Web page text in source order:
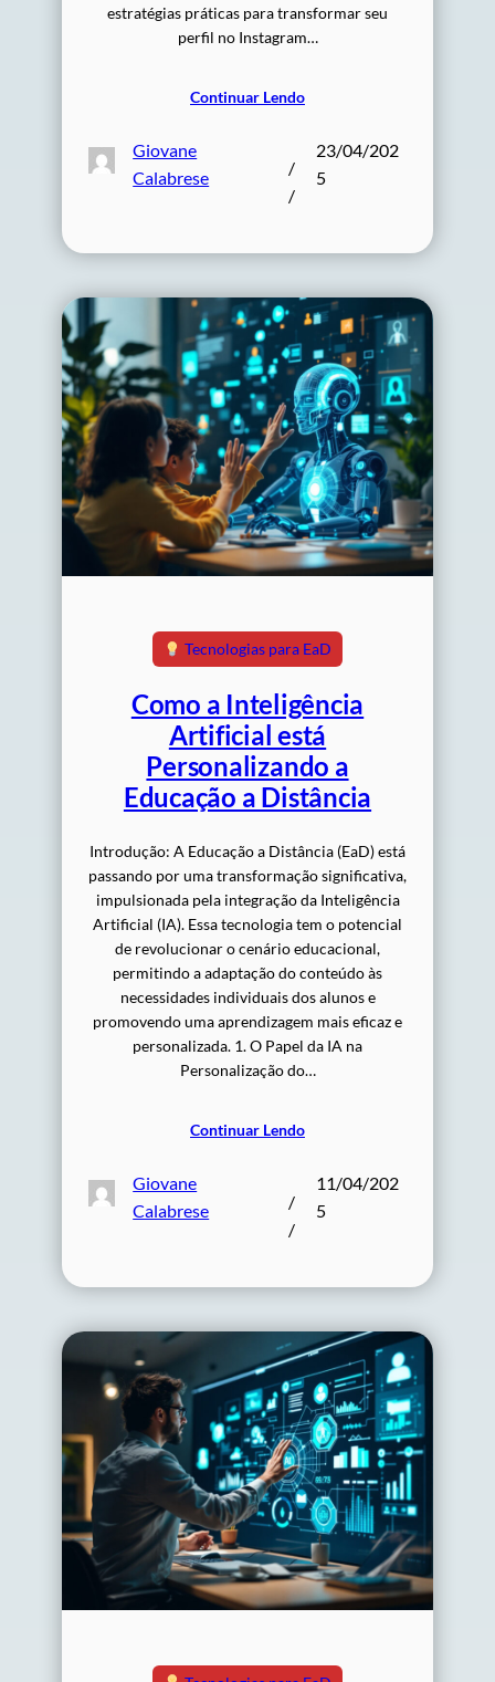
estratégias práticas para transformar seu
perfil no Instagram…
Continuar Lendo
Giovane
Calabrese
/
/
23/04/202
5
Tecnologias para EaD
Como a Inteligência
Artificial está
Personalizando a
Educação a Distância
Introdução: A Educação a Distância (EaD) está
passando por uma transformação significativa,
impulsionada pela integração da Inteligência
Artificial (IA). Essa tecnologia tem o potencial
de revolucionar o cenário educacional,
permitindo a adaptação do conteúdo às
necessidades individuais dos alunos e
promovendo uma aprendizagem mais eficaz e
personalizada. 1. O Papel da IA na
Personalização do…
Continuar Lendo
Giovane
Calabrese
/
/
11/04/202
5